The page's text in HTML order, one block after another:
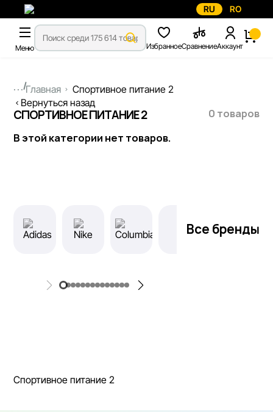
RU RO
Меню ИзбранноеСравнениеАккаунт
...Главная
Спортивное питание 2
Вернуться назад
СПОРТИВНОЕ ПИТАНИЕ 2
0 товаров
В этой категории нет товаров.
Все бренды
Спортивное питание 2